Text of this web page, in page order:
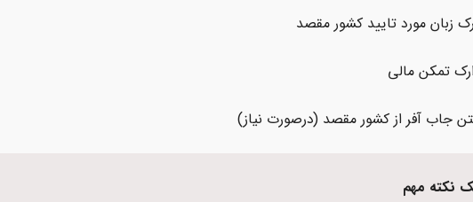
زبان مورد تایید کشور مقصد
تمکن مالی
جاب آفر از کشور مقصد (درصورت نیاز)
نکته مهم